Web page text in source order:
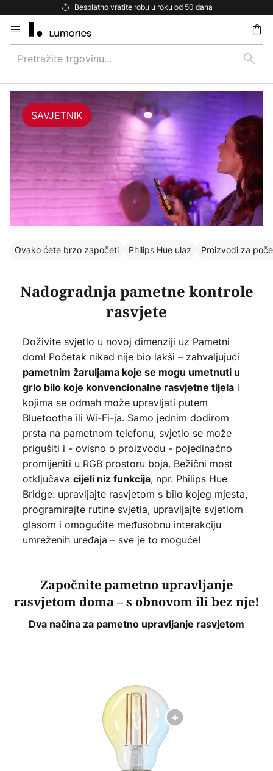
Besplatna dostava za kupnju iznad 69 €
to
Content
trgovinu...
traži
SAVJETNIK
Ovako ćete brzo započeti Philips Hue ulaz Proizvodi za
Nadogradnja pametne kontrole
rasvjete
Doživite svjetlo u novoj dimenziji uz Pametni
dom! Početak nikad nije bio lakši – zahvaljujući
pametnim žaruljama koje se mogu umetnuti u
grlo bilo koje konvencionalne rasvjetne tijelai
kojima se odmah može upravljati putem
Bluetootha ili Wi-Fi-ja. Samo jednim dodirom
prsta na pametnom telefonu, svjetlo se može
prigušiti i - ovisno o proizvodu - pojedinačno
promijeniti u RGB prostoru boja. Bežični most
otključava cijeli niz funkcija, npr. Philips Hue
Bridge: upravljajte rasvjetom s bilo kojeg mjesta,
programirajte rutine svjetla, upravljajte svjetlom
glasom i omogućite međusobnu interakciju
umreženih uređaja – sve je to moguće!
Započnite pametno upravljanje
rasvjetom doma – s obnovom ili bez nje!
Dva načina za pametno upravljanje rasvjetom